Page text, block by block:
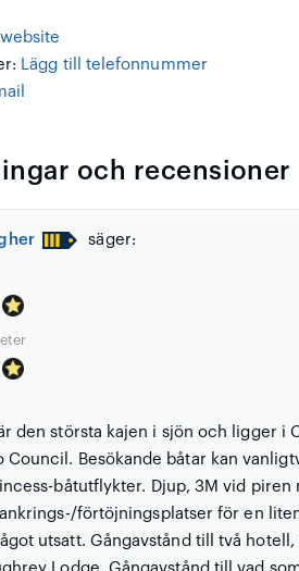
Lägg till telefonnummer
och recensioner
säger:
den största kajen i sjön och ligger i
Council. Besökande båtar kan
båtutflykter. Djup, 3M vid
förtöjningsplatser för en
utsatt. Gångavstånd till två